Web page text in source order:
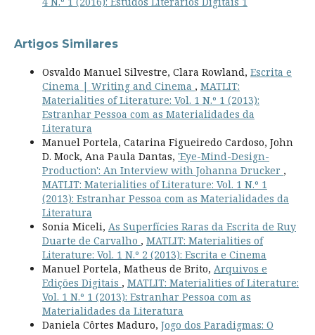
Artigos Similares
Osvaldo Manuel Silvestre, Clara Rowland, Escrita e
Cinema | Writing and Cinema , MATLIT:
Materialities of Literature: Vol. 1 N.º 1 (2013):
Estranhar Pessoa com as Materialidades da
Literatura
Manuel Portela, Catarina Figueiredo Cardoso, John
D. Mock, Ana Paula Dantas, 'Eye-Mind-Design-
Production': An Interview with Johanna Drucker ,
MATLIT: Materialities of Literature: Vol. 1 N.º 1
(2013): Estranhar Pessoa com as Materialidades da
Literatura
Sonia Miceli, As Superfícies Raras da Escrita de Ruy
Duarte de Carvalho , MATLIT: Materialities of
Literature: Vol. 1 N.º 2 (2013): Escrita e Cinema
Manuel Portela, Matheus de Brito, Arquivos e
Edições Digitais , MATLIT: Materialities of Literature:
Vol. 1 N.º 1 (2013): Estranhar Pessoa com as
Materialidades da Literatura
Daniela Côrtes Maduro, Jogo dos Paradigmas: O